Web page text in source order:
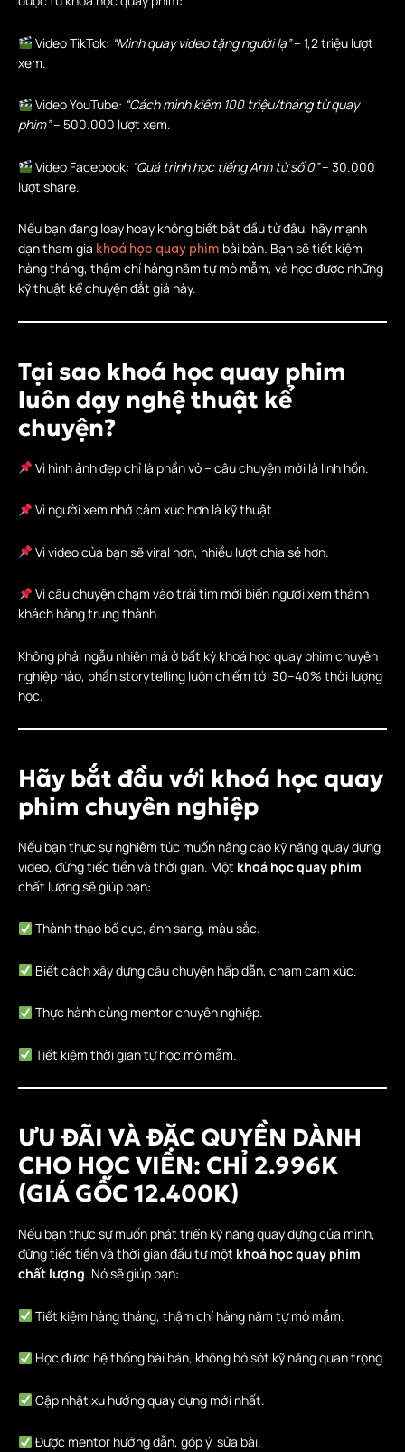
Video TikTok: “Mình quay video tặng người lạ”– 1,2 triệu lượt
xem.
Video YouTube: “Cách mình kiếm 100 triệu/tháng từ quay
phim”– 500.000 lượt xem.
Video Facebook: “Quá trình học tiếng Anh từ số 0”– 30.000
lượt share.
Nếu bạn đang loay hoay không biết bắt đầu từ đâu, hãy mạnh
dạn tham gia khoá học quay phim bài bản. Bạn sẽ tiết kiệm
hàng tháng, thậm chí hàng năm tự mò mẫm, và học được những
kỹ thuật kể chuyện đắt giá này.
Tại sao khoá học quay phim
luôn dạy nghệ thuật kể
chuyện?
Vì hình ảnh đẹp chỉ là phần vỏ – câu chuyện mới là linh hồn.
Vì người xem nhớ cảm xúc hơn là kỹ thuật.
Vì video của bạn sẽ viral hơn, nhiều lượt chia sẻ hơn.
Vì câu chuyện chạm vào trái tim mới biến người xem thành
khách hàng trung thành.
Không phải ngẫu nhiên mà ở bất kỳ khoá học quay phim chuyên
nghiệp nào, phần storytelling luôn chiếm tới 30–40% thời lượng
học.
Hãy bắt đầu với khoá học quay
phim chuyên nghiệp
Nếu bạn thực sự nghiêm túc muốn nâng cao kỹ năng quay dựng
video, đừng tiếc tiền và thời gian. Một khoá học quay phim
chất lượng sẽ giúp bạn:
Thành thạo bố cục, ánh sáng, màu sắc.
Biết cách xây dựng câu chuyện hấp dẫn, chạm cảm xúc.
Thực hành cùng mentor chuyên nghiệp.
Tiết kiệm thời gian tự học mò mẫm.
ƯU ĐÃI VÀ ĐẶC QUYỀN DÀNH
CHO HỌC VIÊN: CHỈ 2.996K
(GIÁ GỐC 12.400K)
Nếu bạn thực sự muốn phát triển kỹ năng quay dựng của mình,
đừng tiếc tiền và thời gian đầu tư một khoá học quay phim
chất lượng. Nó sẽ giúp bạn:
Tiết kiệm hàng tháng, thậm chí hàng năm tự mò mẫm.
Học được hệ thống bài bản, không bỏ sót kỹ năng quan trọng.
Cập nhật xu hướng quay dựng mới nhất.
Được mentor hướng dẫn, góp ý, sửa bài.